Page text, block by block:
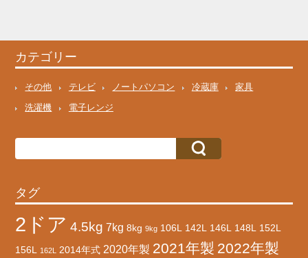
カテゴリー
その他 テレビ ノートパソコン 冷蔵庫
家具
洗濯機
電子レンジ
タグ
2ドア 4.5kg 7kg 8kg 9kg 106L 142L 146L 148L
152L
156L
162L 2014年式 2020年製 2021年製 2022年製